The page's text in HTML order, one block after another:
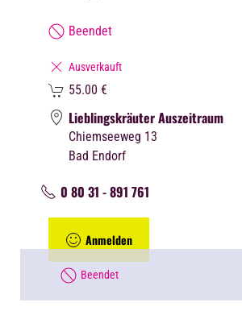
Beendet
Ausverkauft
55.00 €
Lieblingskräuter Auszeitraum
Chiemseeweg 13
Bad Endorf
0 80 31 - 891 761
Anmelden
Beendet